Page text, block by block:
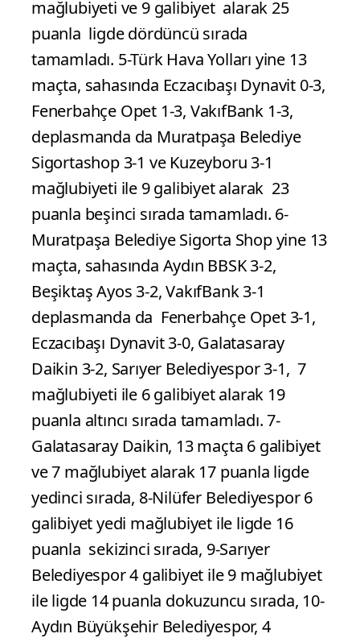
mağlubiyeti ve 9 galibiyet alarak 25
puanla ligde dördüncü sırada
tamamladı. 5-Türk Hava Yolları yine 13
maçta, sahasında Eczacıbaşı Dynavit 0-3,
Fenerbahçe Opet 1-3, VakıfBank 1-3,
deplasmanda da Muratpaşa Belediye
Sigortashop 3-1 ve Kuzeyboru 3-1
mağlubiyeti ile 9 galibiyet alarak 23
puanla beşinci sırada tamamladı. 6-
Muratpaşa Belediye Sigorta Shop yine 13
maçta, sahasında Aydın BBSK 3-2,
Beşiktaş Ayos 3-2, VakıfBank 3-1
deplasmanda da Fenerbahçe Opet 3-1,
Eczacıbaşı Dynavit 3-0, Galatasaray
Daikin 3-2, Sarıyer Belediyespor 3-1, 7
mağlubiyeti ile 6 galibiyet alarak 19
puanla altıncı sırada tamamladı. 7-
Galatasaray Daikin, 13 maçta 6 galibiyet
ve 7 mağlubiyet alarak 17 puanla ligde
yedinci sırada, 8-Nilüfer Belediyespor 6
galibiyet yedi mağlubiyet ile ligde 16
puanla sekizinci sırada, 9-Sarıyer
Belediyespor 4 galibiyet ile 9 mağlubiyet
ile ligde 14 puanla dokuzuncu sırada, 10-
Aydın Büyükşehir Belediyespor, 4